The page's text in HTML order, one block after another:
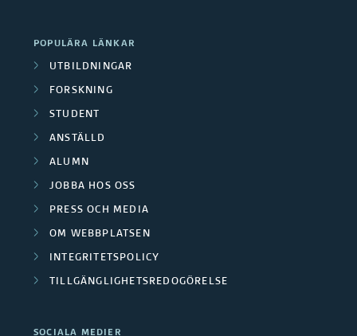
POPULÄRA LÄNKAR
UTBILDNINGAR
FORSKNING
STUDENT
ANSTÄLLD
ALUMN
JOBBA HOS OSS
PRESS OCH MEDIA
OM WEBBPLATSEN
INTEGRITETSPOLICY
TILLGÄNGLIGHETSREDOGÖRELSE
SOCIALA MEDIER